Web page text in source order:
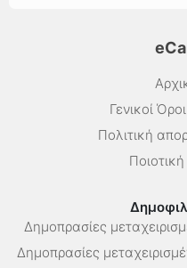
Γενικοί
Πολιτική
Δημοπρασίες
Δημοπρασίες